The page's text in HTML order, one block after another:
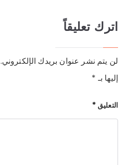
اترك تعليقاً
لن يتم نشر عنوان بريدك الإلكتروني.
إليها بـ *
التعليق*